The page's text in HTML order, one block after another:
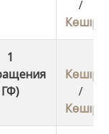
/
Көшіру
1
ГФ)
Көшіру
/
Көшіру